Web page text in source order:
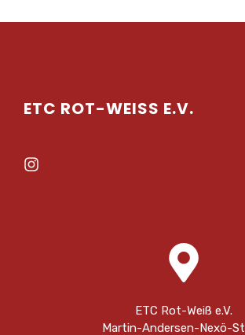
ETC ROT-WEISS E.V.
ETC Rot-Weiß e.V.
Martin-Andersen-Nexö-